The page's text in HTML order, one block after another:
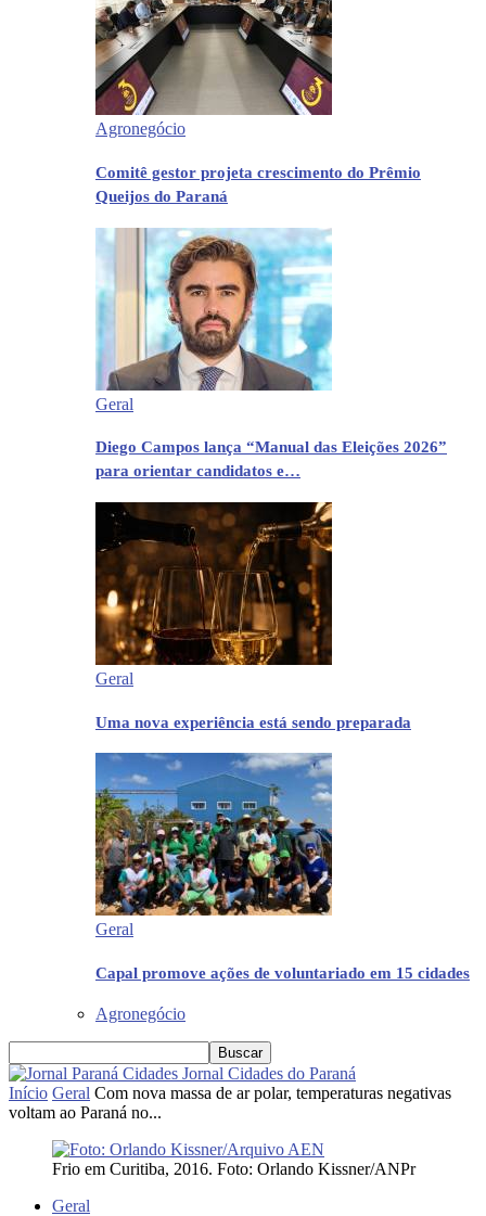
Agronegócio
Comitê gestor projeta crescimento do Prêmio
Queijos do Paraná
Geral
Diego Campos lança “Manual das Eleições 2026”
para orientar candidatos e…
Geral
Uma nova experiência está sendo preparada
Geral
Capal promove ações de voluntariado em 15 cidades
Agronegócio
Jornal Cidades do Paraná
Início Geral Com nova massa de ar polar, temperaturas negativas
voltam ao Paraná no...
Frio em Curitiba, 2016. Foto: Orlando Kissner/ANPr
Geral